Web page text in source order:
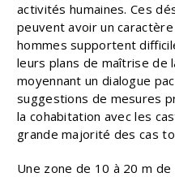
activités humaines. Ces
peuvent avoir un
hommes supportent
leurs plans de maîtrise de
moyennant un dialogue
suggestions de mesures
la cohabitation avec les
grande majorité des cas
Une zone de 10 à 20 m